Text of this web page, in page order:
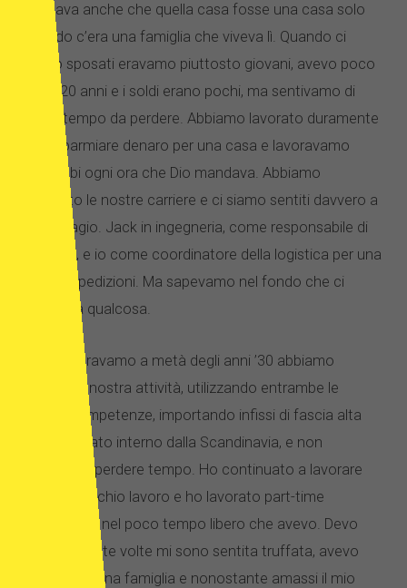
Pensava anche che quella casa fosse una casa solo
quando c’era una famiglia che viveva lì. Quando ci
siamo sposati eravamo piuttosto giovani, avevo poco
più di 20 anni e i soldi erano pochi, ma sentivamo di
avere tempo da perdere. Abbiamo lavorato duramente
per risparmiare denaro per una casa e lavoravamo
entrambi ogni ora che Dio mandava. Abbiamo
costruito le nostre carriere e ci siamo sentiti davvero a
nostro agio. Jack in ingegneria, come responsabile di
cantiere, e io come coordinatore della logistica per una
ditta di spedizioni. Ma sapevamo nel fondo che ci
mancava qualcosa.
Quando eravamo a metà degli anni ’30 abbiamo
avviato la nostra attività, utilizzando entrambe le
nostre competenze, importando infissi di fascia alta
per il mercato interno dalla Scandinavia, e non
potevamo perdere tempo. Ho continuato a lavorare
nel mio vecchio lavoro e ho lavorato part-time
nell’azienda nel poco tempo libero che avevo. Devo
dire che molte volte mi sono sentita truffata, avevo
desiderato una famiglia e nonostante amassi il mio